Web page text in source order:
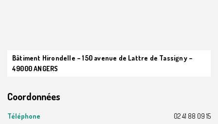
Bâtiment Hirondelle – 150 avenue de Lattre de Tassigny –
49000 ANGERS
Coordonnées
Téléphone 02 41 88 09 15